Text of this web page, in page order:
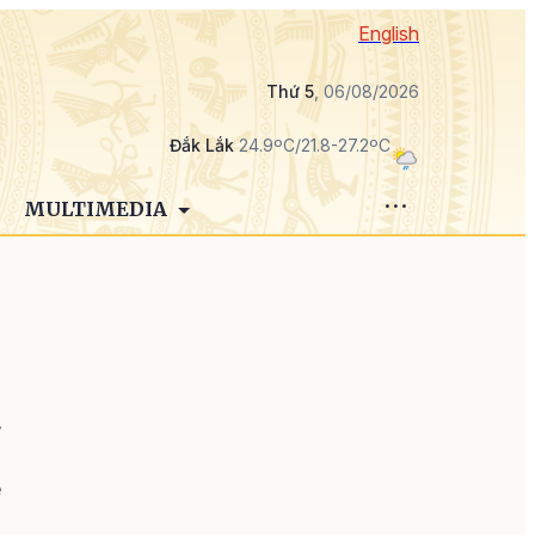
English
Thứ 5, 06/08/2026
Đắk Lắk24.9ºC/21.8-27.2ºC
MULTIMEDIA